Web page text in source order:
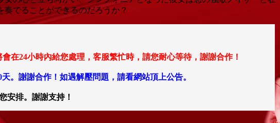
でることができるのだろうか？
在24小時內給您處理，客服繁忙時，請您耐心等待，謝謝合作！
。謝謝合作！如遇解壓問題，請看網站頂上公告。
安排。謝謝支持！